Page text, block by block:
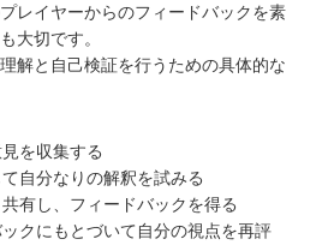
レイヤーからのフィードバックを素
大切です。
解と自己検証を行うための具体的な
を収集する
自分なりの解釈を試みる
有し、フィードバックを得る
クにもとづいて自分の視点を再評